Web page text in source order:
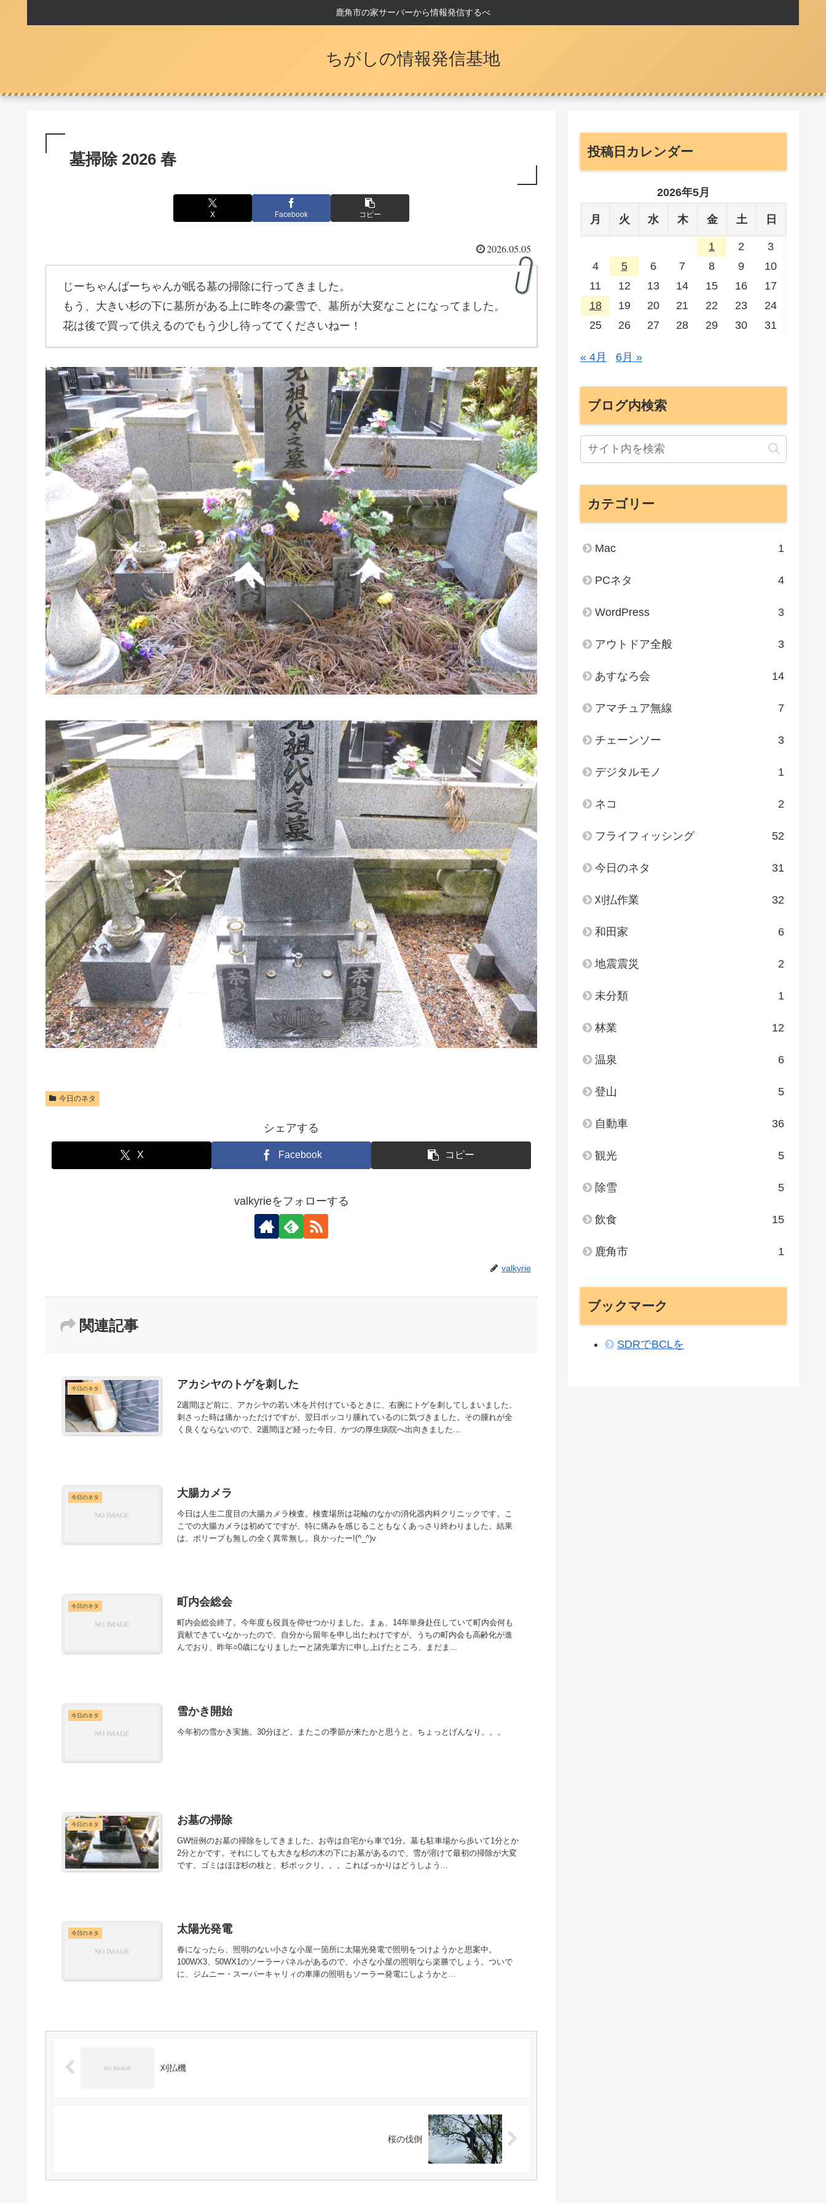
鹿角市の家サーバーから情報発信するべ
ちがしの情報発信基地
墓掃除 2026 春
X Facebook コピー
2026.05.05
じーちゃんばーちゃんが眠る墓の掃除に行ってきました。
もう、大きい杉の下に墓所がある上に昨冬の豪雪で、墓所が大変なことになってました。
花は後で買って供えるのでもう少し待っててくださいねー！
今日のネタ
シェアする
X Facebook コピー
valkyrieをフォローする
valkyrie
関連記事
今日のネタ アカシヤのトゲを刺した
2週間ほど前に、アカシヤの若い木を片付けているときに、右腕にトゲを刺してしまいました。
刺さった時は痛かっただけですが、翌日ポッコリ腫れているのに気づきました。その腫れが全
く良くならないので、2週間ほど経った今日、かづの厚生病院へ出向きました...
今日のネタ 大腸カメラ
今日は人生二度目の大腸カメラ検査。検査場所は花輪のなかの消化器内科クリニックです。こ
こでの大腸カメラは初めてですが、特に痛みを感じることもなくあっさり終わりました。結果
は、ポリープも無しの全く異常無し。良かったー!(^_^)v
今日のネタ 町内会総会
町内会総会終了。今年度も役員を仰せつかりました。まぁ、14年単身赴任していて町内会何も
貢献できていなかったので、自分から留年を申し出たわけですが。うちの町内会も高齢化が進
んでおり、昨年○0歳になりましたーと諸先輩方に申し上げたところ、まだま...
今日のネタ 雪かき開始
今年初の雪かき実施。30分ほど。またこの季節が来たかと思うと、ちょっとげんなり。。。
今日のネタ お墓の掃除
GW恒例のお墓の掃除をしてきました。お寺は自宅から車で1分。墓も駐車場から歩いて1分とか
2分とかです。それにしても大きな杉の木の下にお墓があるので、雪が溶けて最初の掃除が大変
です。ゴミはほぼ杉の枝と、杉ボックリ。。。こればっかりはどうしよう...
今日のネタ 太陽光発電
春になったら、照明のない小さな小屋一箇所に太陽光発電で照明をつけようかと思案中。
100WX3、50WX1のソーラーパネルがあるので、小さな小屋の照明なら楽勝でしょう。ついで
に、ジムニー・スーパーキャリィの車庫の照明もソーラー発電にしようかと...
刈払機
桜の伐倒
投稿日カレンダー
2026年5月
月 火 水 木 金 土 日
1 2
3
4
5 6 7 8 9
10
11
12 13 14 15 16
17
18
19 20 21 22 23
24
25
26 27 28 29 30 31
« 4月 6月 »
ブログ内検索
カテゴリー
Mac 1
PCネタ 4
WordPress 3
アウトドア全般 3
あすなろ会 14
アマチュア無線 7
チェーンソー 3
デジタルモノ 1
ネコ 2
フライフィッシング 52
今日のネタ 31
刈払作業 32
和田家 6
地震震災 2
未分類 1
林業 12
温泉 6
登山 5
自動車 36
観光 5
除雪 5
飲食 15
鹿角市 1
ブックマーク
SDRでBCLを